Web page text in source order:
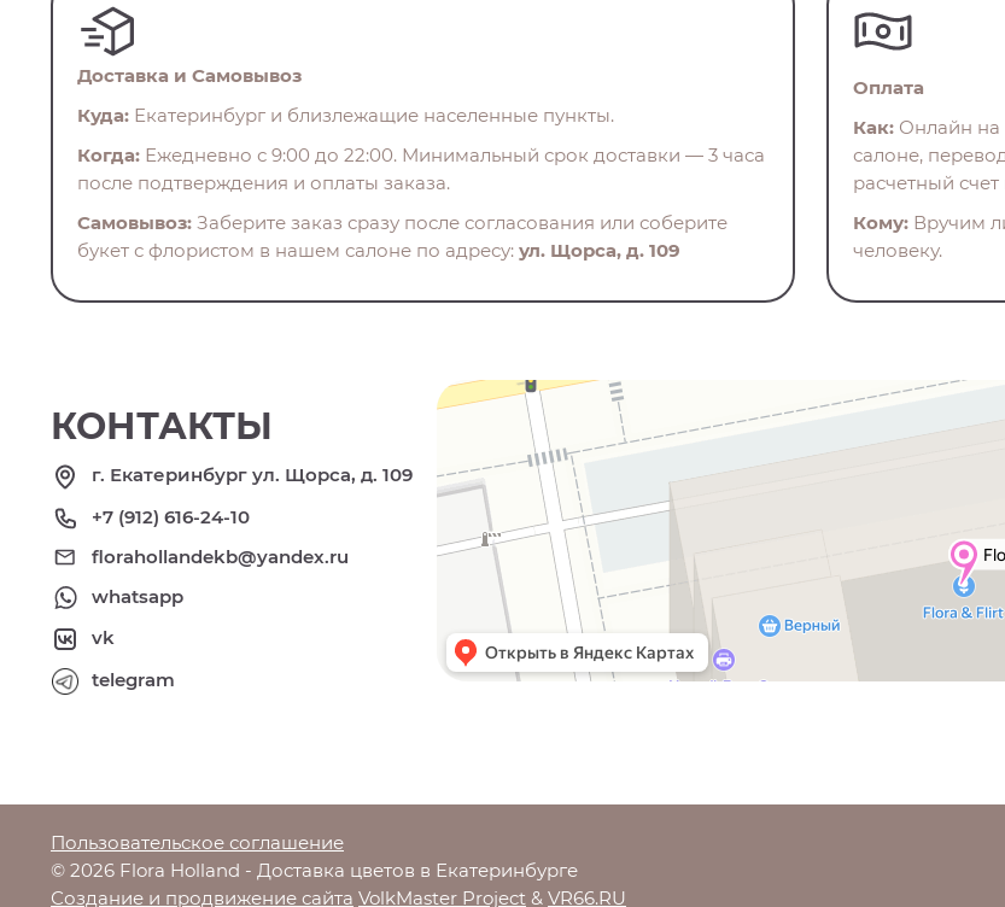
Доставка и Самовывоз
Куда: Екатеринбург и близлежащие населенные пункты.
Когда: Ежедневно с 9:00 до 22:00. Минимальный срок доставки — 3 часа
после подтверждения и оплаты заказа.
Самовывоз: Заберите заказ сразу после согласования или соберите
букет с флористом в нашем салоне по адресу: ул. Щорса, д. 109
Оплата
Как:Онлайн на
салоне,
расчетный
Кому:Вручим
человеку.
КОНТАКТЫ
г. Екатеринбург ул. Щорса, д. 109
+7 (912) 616-24-10
florahollandekb@yandex.ru
whatsapp
vk
telegram
Пользовательское соглашение
© 2026 Flora Holland - Доставка цветов в Екатеринбурге
Создание и продвижение сайта VolkMaster Project & VR66.RU